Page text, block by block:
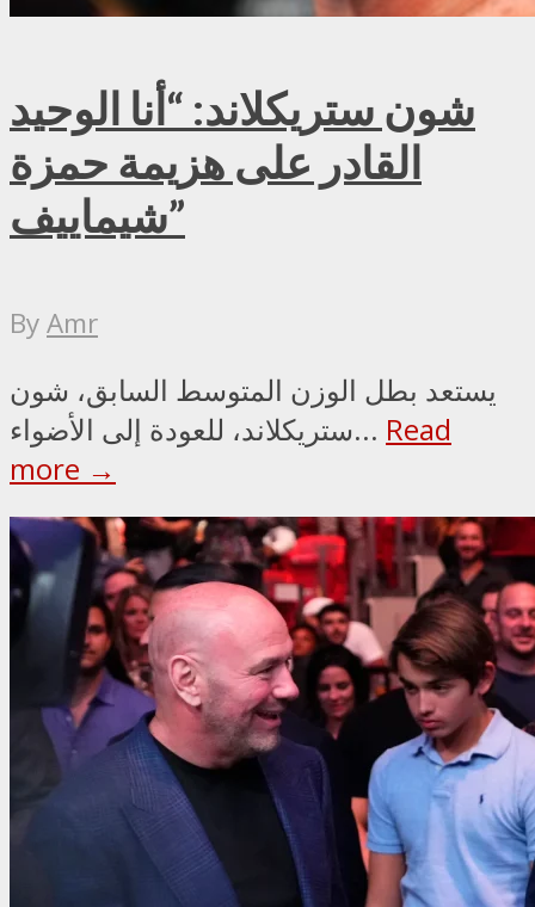
شون ستريكلاند: “أنا الوحيد
القادر على هزيمة حمزة
شيماييف”
ByAmr
يستعد بطل الوزن المتوسط السابق، شون
ستريكلاند، للعودة إلى الأضواء... Read
more →